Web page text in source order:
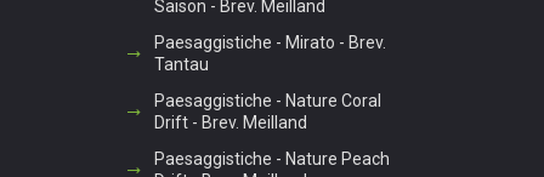
Saison - Brev. Meilland
Paesaggistiche - Mirato - Brev.
Tantau
Paesaggistiche - Nature Coral
Drift - Brev. Meilland
Paesaggistiche - Nature Peach